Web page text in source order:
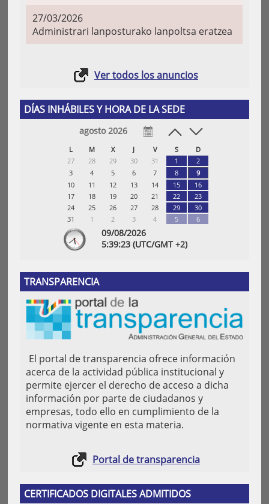
27/03/2026
Administrari lanposturako lanpoltsa eratzea
Ver todos los anuncios
DÍAS INHÁBILES Y HORA DE LA SEDE
agosto 2026
L M X J V S
D
27
28 29 30 31 1
2
3
4 5 6 7 8
9
10
11 12 13 14 15
16
17
18 19 20 21 22
23
24
25 26 27 28 29
30
31
1 2 3 4 5 6
09/08/2026
5:39:24 (UTC/GMT +2)
TRANSPARENCIA
El portal de transparencia ofrece información
acerca de la actividad pública institucional y
permite ejercer el derecho de acceso a dicha
información por parte de ciudadanos y
empresas, todo ello en cumplimiento de la
normativa vigente en esta materia.
Portal de transparencia
CERTIFICADOS DIGITALES ADMITIDOS